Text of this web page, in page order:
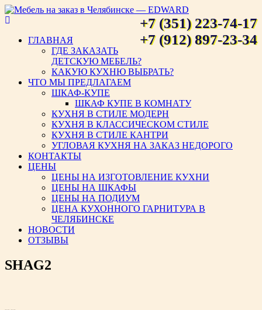
Мебель на заказ в Челябинске
— EDWARD
+7 (351) 223-74-17
+7 (912) 897-23-34
ГЛАВНАЯ
ГДЕ ЗАКАЗАТЬ
ДЕТСКУЮ МЕБЕЛЬ?
КАКУЮ КУХНЮ ВЫБРАТЬ?
ЧТО МЫ ПРЕДЛАГАЕМ
ШКАФ-КУПЕ
ШКАФ КУПЕ В КОМНАТУ
КУХНЯ В СТИЛЕ МОДЕРН
КУХНЯ В КЛАССИЧЕСКОМ СТИЛЕ
КУХНЯ В СТИЛЕ КАНТРИ
УГЛОВАЯ КУХНЯ НА ЗАКАЗ НЕДОРОГО
КОНТАКТЫ
ЦЕНЫ
ЦЕНЫ НА ИЗГОТОВЛЕНИЕ КУХНИ
ЦЕНЫ НА ШКАФЫ
ЦЕНЫ НА ПОДИУМ
ЦЕНА КУХОННОГО ГАРНИТУРА В
ЧЕЛЯБИНСКЕ
НОВОСТИ
ОТЗЫВЫ
SHAG2